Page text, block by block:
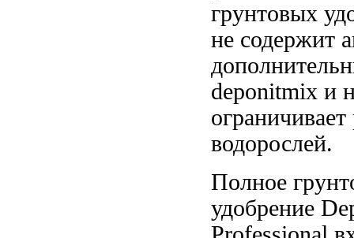
грунтовых
не содержит
deponitmix и
водорослей.
Полное
удобрение